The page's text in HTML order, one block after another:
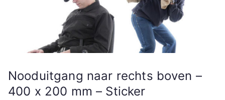
Nooduitgang naar rechts boven –
400 x 200 mm – Sticker